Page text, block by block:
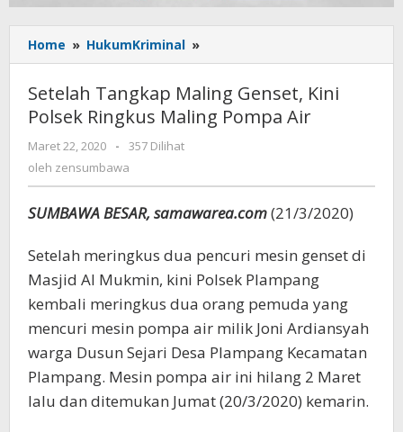
Home » HukumKriminal »
Tangkap
Maling
Genset,
Kini
Air
Setelah Tangkap Maling Genset, Kini
Polsek Ringkus Maling Pompa Air
Maret 22, 2020
oleh
zensumbawa
-
357 Dilihat
oleh zensumbawa
SUMBAWA BESAR, samawarea.com(21/3/2020)
Setelah meringkus dua pencuri mesin genset di
Masjid Al Mukmin, kini Polsek Plampang
kembali meringkus dua orang pemuda yang
mencuri mesin pompa air milik Joni Ardiansyah
warga Dusun Sejari Desa Plampang Kecamatan
Plampang. Mesin pompa air ini hilang 2 Maret
lalu dan ditemukan Jumat (20/3/2020) kemarin.